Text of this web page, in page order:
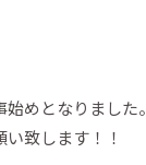
めとなりました。
致します！！